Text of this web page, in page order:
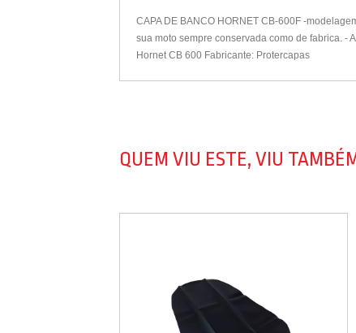
CAPA DE BANCO HORNET CB-600F -
sua moto sempre conservada como de fabrica. -
Hornet CB 600 Fabricante: Protercapas
QUEM VIU ESTE, VIU